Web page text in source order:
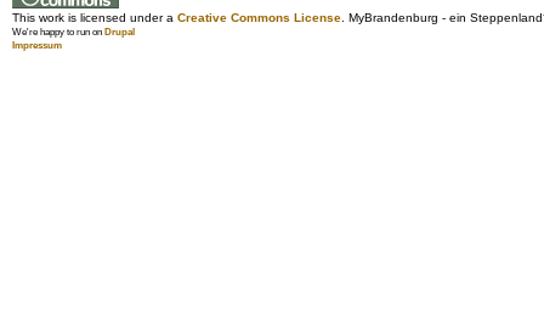
This work is licensed under a Creative Commons License. MyBrandenburg - ein
We're happy to run on Drupal
Impressum